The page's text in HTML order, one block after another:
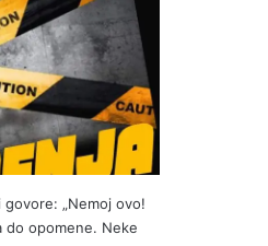
„Nemoj ovo!
do opomene. Neke